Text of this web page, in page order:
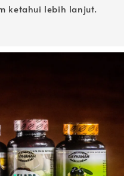
ketahui lebih lanjut.